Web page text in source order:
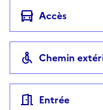
Accès
Chemin
Entrée